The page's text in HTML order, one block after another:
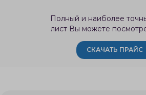
Полный и наиболее
лист Вы можете
СКАЧАТЬ ПРАЙС